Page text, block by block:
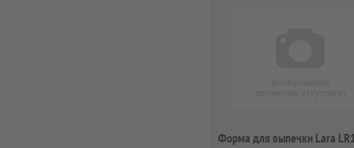
Форма для выпечки Lara